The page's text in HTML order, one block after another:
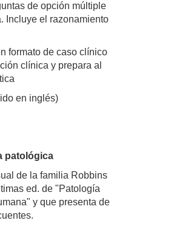
de opción múltiple
Incluye el razonamiento
formato de caso clínico
clínica y prepara al
en inglés)
patológica
de la familia Robbins
ed. de "Patología
y que presenta de